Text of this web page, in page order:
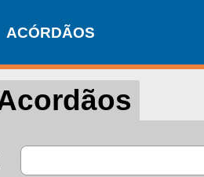
ACÓRDÃOS